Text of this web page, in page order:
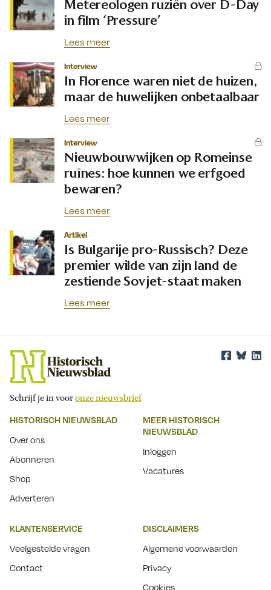
Metereologen ruziën over D-Day
in film ‘Pressure’
Lees meer
Interview
In Florence waren niet de huizen,
maar de huwelijken onbetaalbaar
Lees meer
Interview
Nieuwbouwwijken op Romeinse
ruïnes: hoe kunnen we erfgoed
bewaren?
Lees meer
Artikel
Is Bulgarije pro-Russisch? Deze
premier wilde van zijn land de
zestiende Sovjet-staat maken
Lees meer
Schrijf je in vooronze nieuwsbrief
HISTORISCH NIEUWSBLAD
Over ons
Abonneren
Shop
Adverteren
MEER HISTORISCH
NIEUWSBLAD
Inloggen
Vacatures
KLANTENSERVICE
Veelgestelde vragen
Contact
DISCLAIMERS
Algemene voorwaarden
Privacy
Cookies